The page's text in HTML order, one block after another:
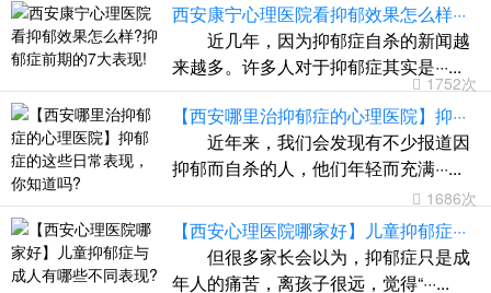
西安康宁心理医院看抑郁效果怎么样···
近几年，因为抑郁症自杀的新闻越
来越多。许多人对于抑郁症其实是···...
1752次
【西安哪里治抑郁症的心理医院】抑···
近年来，我们会发现有不少报道因
抑郁而自杀的人，他们年轻而充满···...
1686次
【西安心理医院哪家好】儿童抑郁症···
但很多家长会以为，抑郁症只是成
年人的痛苦，离孩子很远，觉得“···...